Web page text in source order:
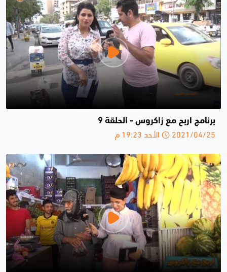
برنامج اربح مع زاكروس - الحلقة 9
2021/04/25 الأحد 19:23 م